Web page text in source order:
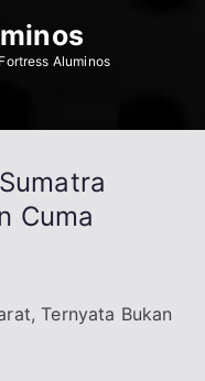
Aluminos
Cuma
Ternyata Bukan